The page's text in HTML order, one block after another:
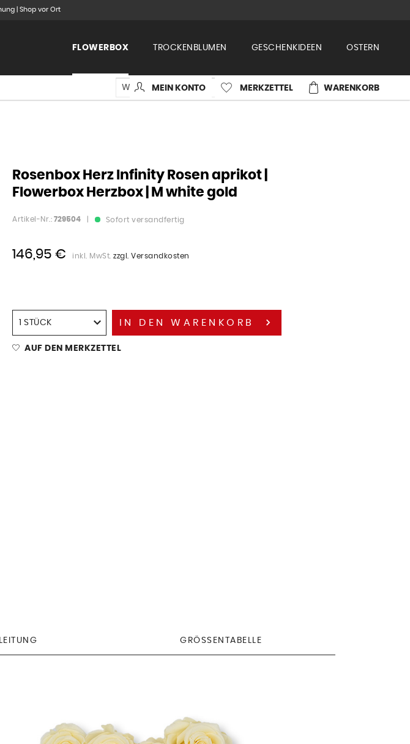
| Shop vor Ort
FLOWERBOX TROCKENBLUMEN GESCHENKIDEEN OSTERN
MERKZETTEL
MEIN KONTO WARENKORB
Rosenbox Herz Infinity Rosen aprikot |
Flowerbox Herzbox | M white gold
Artikel-Nr.: 729504 Sofort versandfertig
146,95 € inkl. MwSt. zzgl. Versandkosten
IN DEN WARENKORB
AUF DEN MERKZETTEL
GRÖSSENTABELLE